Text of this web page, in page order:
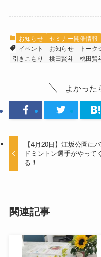
お知らせ セミナー開催情報
イベント
お知らせ トーク
引きこもり
桃田賢斗 桃田賢
よかった
【4月20日】江坂公園にバ
ドミントン選手がやってく
る！
関連記事